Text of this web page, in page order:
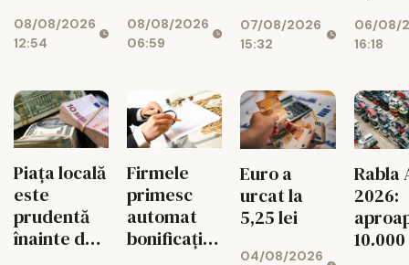
Unde e
Bucureștiul
08/08/2026
12:54
cu
superstiții
08/08/2026
06:59
UE au
scăzut cu
07/08/2026
15:32
06/08/
16:18
Piața locală
este
prudentă
înainte de
Firmele
primesc
automat
bonificația
Euro a
urcat la
5,25 lei
04/08/2026
Rabla
2026: